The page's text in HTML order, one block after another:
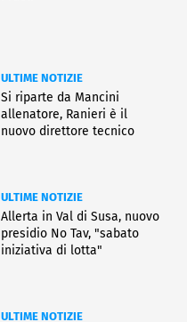
ULTIME NOTIZIE
Si riparte da Mancini
allenatore, Ranieri è il
nuovo direttore tecnico
ULTIME NOTIZIE
Allerta in Val di Susa, nuovo
presidio No Tav, "sabato
iniziativa di lotta"
ULTIME NOTIZIE